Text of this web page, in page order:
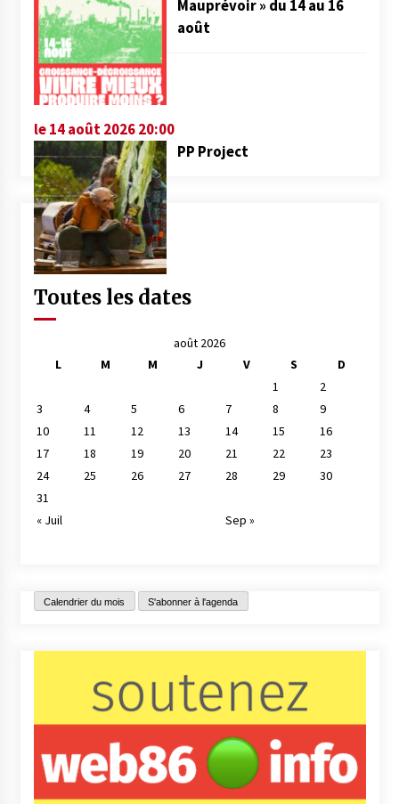
Mauprévoir » du 14 au 16
août
le 14 août 2026 20:00
PP Project
Toutes les dates
août 2026
L
M M J V S
D
1
2
3
4 5 6 7 8
9
10
11 12 13 14 15
16
17
18 19 20 21 22
23
24
25 26 27 28 29
30
31
« Juil
Sep »
Calendrier du mois S'abonner à l'agenda